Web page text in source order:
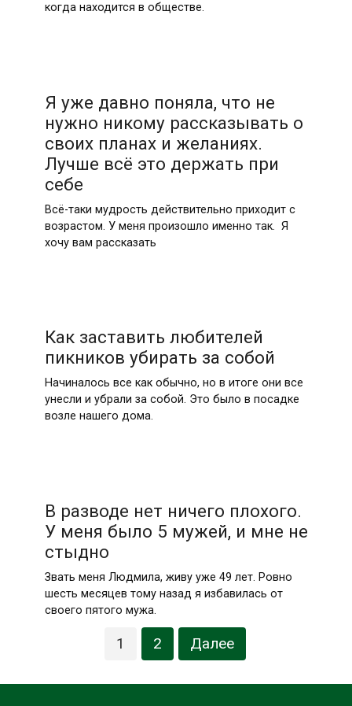
когда находится в обществе.
Я уже давно поняла, что не
нужно никому рассказывать о
своих планах и желаниях.
Лучше всё это держать при
себе
Всё-таки мудрость действительно приходит с
возрастом. У меня произошло именно так. Я
хочу вам рассказать
Как заставить любителей
пикников убирать за собой
Начиналось все как обычно, но в итоге они все
унесли и убрали за собой. Это было в посадке
возле нашего дома.
В разводе нет ничего плохого.
У меня было 5 мужей, и мне не
стыдно
Звать меня Людмила, живу уже 49 лет. Ровно
шесть месяцев тому назад я избавилась от
своего пятого мужа.
1 2 Далее